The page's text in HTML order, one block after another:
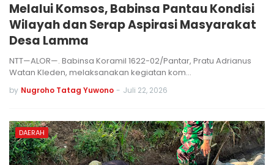
Melalui Komsos, Babinsa Pantau Kondisi
Wilayah dan Serap Aspirasi Masyarakat
Desa Lamma
NTT—ALOR—. Babinsa Koramil 1622-02/Pantar, Pratu Adrianus
Watan Kleden, melaksanakan kegiatan kom…
by Nugroho Tatag Yuwono - Juli 22, 2026
DAERAH